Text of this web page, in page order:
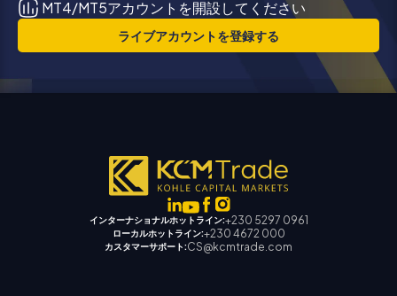
MT4/MT5アカウントを開設してください
ライブアカウントを登録する
インターナショナルホットライン:+230 5297 0961
ローカルホットライン:+230 4672 000
カスタマーサポート:CS@kcmtrade.com